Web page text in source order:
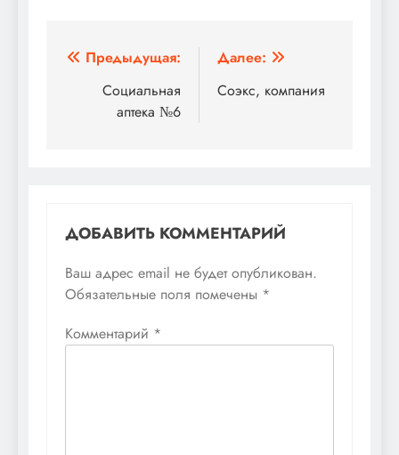
Навигация
записям
Предыдущая:
Социальная
аптека №6
Далее:
Соэкс, компания
ДОБАВИТЬ КОММЕНТАРИЙ
Ваш адрес email не будет опубликован.
Обязательные поля помечены *
Комментарий *